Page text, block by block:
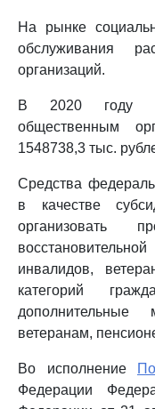
На рынке
обслуживания
организаций.
В 2020 году
общественным
1548738,3 тыс.
Средства
в качестве
организовать
инвалидов,
категорий
ветеранам,
Во исполнение
Федерации